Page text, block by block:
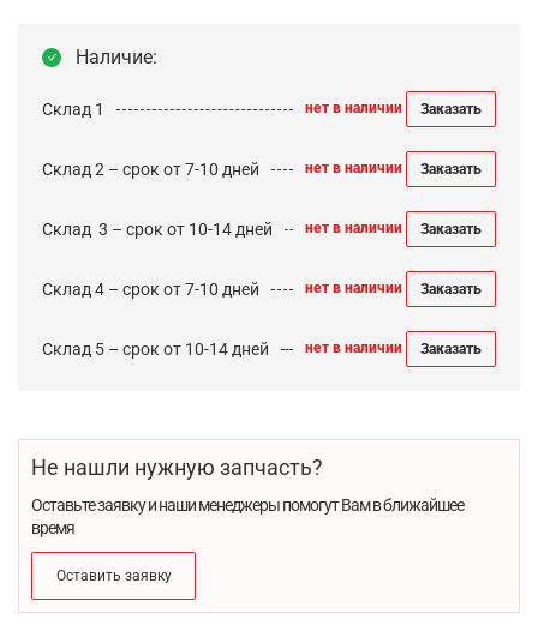
Наличие:
Склад 1 нет в наличии Заказать
Склад 2 – срок от 7-10 дней нет в наличии Заказать
Cклад 3 – срок от 10-14 дней нет в наличии Заказать
Склад 4 – срок от 7-10 дней нет в наличии Заказать
Склад 5 – срок от 10-14 дней нет в наличии Заказать
Не нашли нужную запчасть?
Оставьте заявку и наши менеджеры помогут Вам в ближайшее
время
Оставить заявку